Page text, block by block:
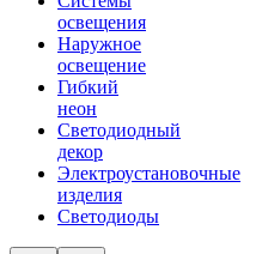
освещения
Наружное
освещение
Гибкий
неон
Светодиодный
декор
Электроустановочные
изделия
Светодиоды